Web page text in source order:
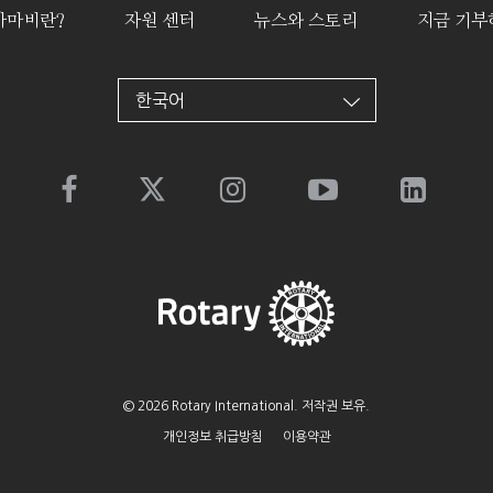
마비란? 자원 센터 뉴스와 스토리 지금 기부
한국어
© 2026 Rotary International. 저작권 보유.
개인정보 취급방침 이용약관